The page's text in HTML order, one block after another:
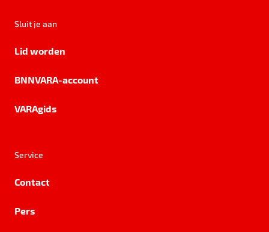
Sluit je aan
Lid worden
BNNVARA-account
VARAgids
Service
Contact
Pers